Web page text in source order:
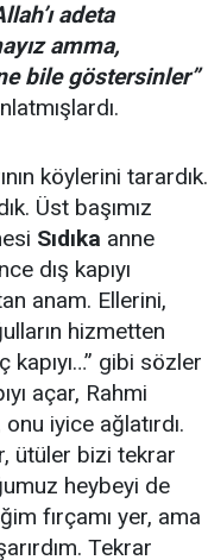
adeta
amma,
bile göstersinler”
köylerini tarardık.
Üst başımız
Sıdıka anne
dış kapıyı
anam. Ellerini,
hizmetten
gibi sözler
açar, Rahmi
iyice ağlatırdı.
ütüler bizi tekrar
heybeyi de
fırçamı yer, ama
Tekrar